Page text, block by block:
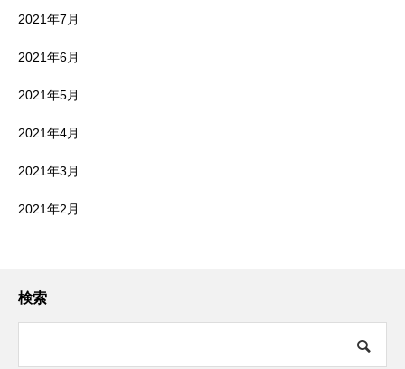
2021年7月
2021年6月
2021年5月
2021年4月
2021年3月
2021年2月
検索